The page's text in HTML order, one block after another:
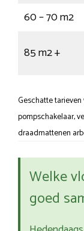
60 – 70 m2
85 m2 +
Geschatte
pompschakelaar,
draadmattenen
Welke
goed